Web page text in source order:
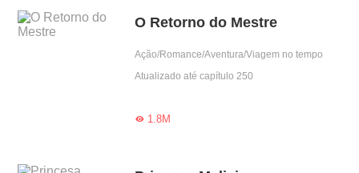
O Retorno do Mestre
Ação/Romance/Aventura/Viagem no tempo
Atualizado até capítulo 250
1.8M